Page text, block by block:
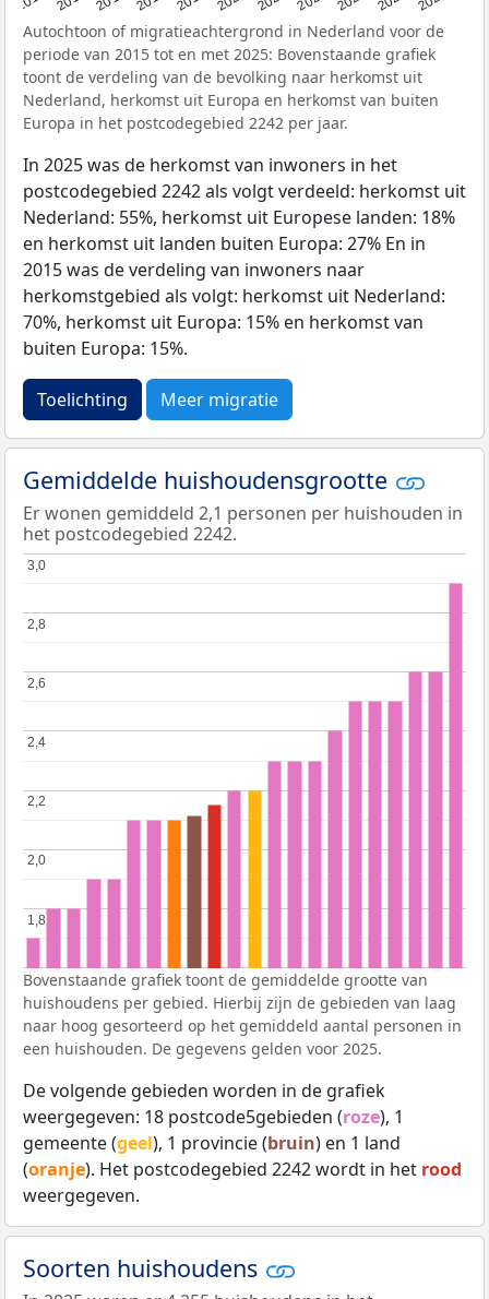
Autochtoon of migratieachtergrond in Nederland voor de
periode van 2015 tot en met 2025: Bovenstaande grafiek
toont de verdeling van de bevolking naar herkomst uit
Nederland, herkomst uit Europa en herkomst van buiten
Europa in het postcodegebied 2242 per jaar.
In 2025 was de herkomst van inwoners in het
postcodegebied 2242 als volgt verdeeld: herkomst uit
Nederland: 55%, herkomst uit Europese landen: 18%
en herkomst uit landen buiten Europa: 27% En in
2015 was de verdeling van inwoners naar
herkomstgebied als volgt: herkomst uit Nederland:
70%, herkomst uit Europa: 15% en herkomst van
buiten Europa: 15%.
Toelichting Meer migratie
Gemiddelde huishoudensgrootte
Er wonen gemiddeld 2,1 personen per huishouden in
het postcodegebied 2242.
1,8
1,8
2,0
2,0
2,2
2,2
2,4
2,4
2,6
2,6
2,8
2,8
3,0
3,0
Bovenstaande grafiek toont de gemiddelde grootte van
huishoudens per gebied. Hierbij zijn de gebieden van laag
naar hoog gesorteerd op het gemiddeld aantal personen in
een huishouden. De gegevens gelden voor 2025.
De volgende gebieden worden in de grafiek
weergegeven: 18 postcode5gebieden (roze), 1
gemeente (geel), 1 provincie (bruin) en 1 land
(oranje). Het postcodegebied 2242 wordt in het rood
weergegeven.
Soorten huishoudens